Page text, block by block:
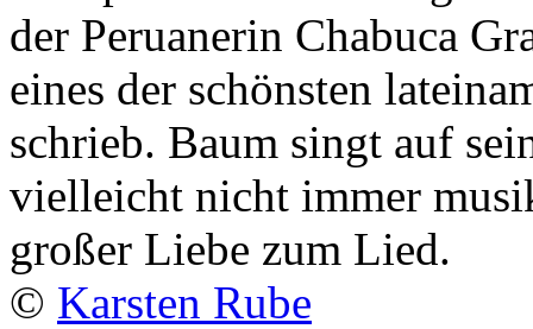
der Peruanerin Chabuca
eines der schönsten
schrieb. Baum singt auf
vielleicht nicht immer
großer Liebe zum Lied.
© Karsten Rube